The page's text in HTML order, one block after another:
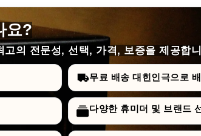
요?
의 전문성, 선택, 가격, 보증을 제공합
무료 배송 대힌인극으로
다양한 휴미더 및 브랜드